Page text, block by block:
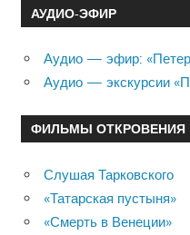
АУДИО-ЭФИР
Аудио — эфир:
Аудио — экскурсии
ФИЛЬМЫ ОТКРОВЕНИЯ
Слушая Тарковского
«Татарская пустыня»
«Смерть в Венеции»